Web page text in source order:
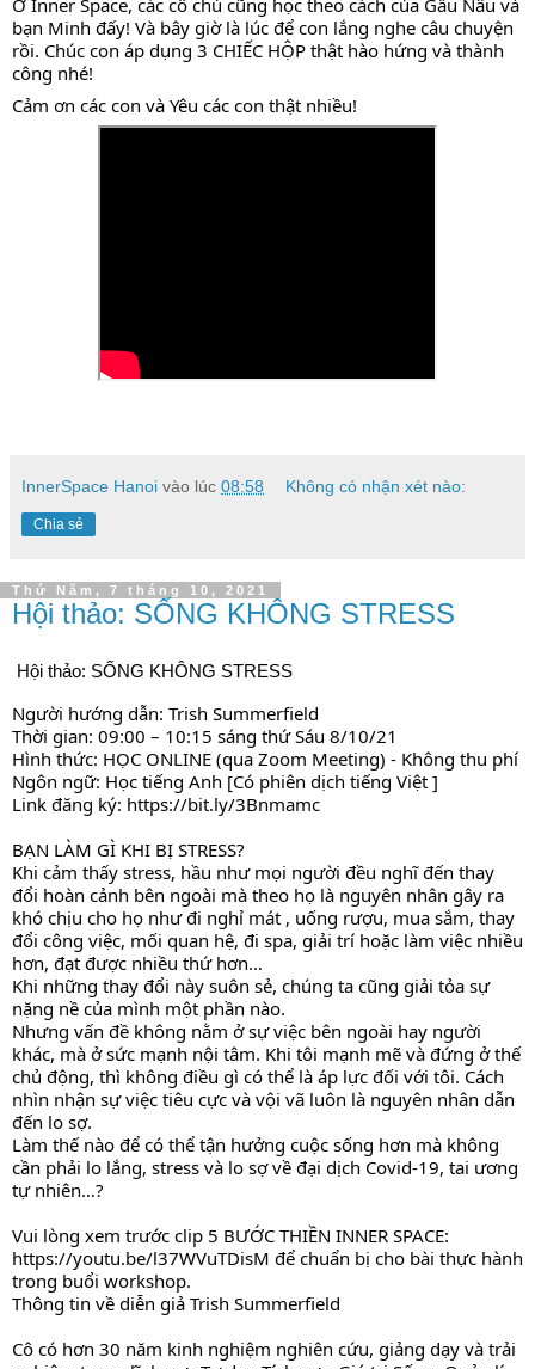
Ở Inner Space, các cô chú cũng học theo cách của Gấu Nâu và
bạn Minh đấy! Và bây giờ là lúc để con lắng nghe câu chuyện
rồi. Chúc con áp dụng 3 CHIẾC HỘP thật hào hứng và thành
công nhé!
Cảm ơn các con và Yêu các con thật nhiều!
InnerSpace Hanoi vào lúc 08:58 Không có nhận xét nào:
Chia sẻ
Thứ Năm, 7 tháng 10, 2021
Hội thảo: SỐNG KHÔNG STRESS
Hội thảo: SỐNG KHÔNG STRESS
Người hướng dẫn: Trish Summerfield
Thời gian: 09:00 – 10:15 sáng thứ Sáu 8/10/21
Hình thức: HỌC ONLINE (qua Zoom Meeting) - Không thu phí
Ngôn ngữ: Học tiếng Anh [Có phiên dịch tiếng Việt ]
Link đăng ký: https://bit.ly/3Bnmamc
BẠN LÀM GÌ KHI BỊ STRESS?
Khi cảm thấy stress, hầu như mọi người đều nghĩ đến thay
đổi hoàn cảnh bên ngoài mà theo họ là nguyên nhân gây ra
khó chịu cho họ như đi nghỉ mát , uống rượu, mua sắm, thay
đổi công việc, mối quan hệ, đi spa, giải trí hoặc làm việc nhiều
hơn, đạt được nhiều thứ hơn…
Khi những thay đổi này suôn sẻ, chúng ta cũng giải tỏa sự
nặng nề của mình một phần nào.
Nhưng vấn đề không nằm ở sự việc bên ngoài hay người
khác, mà ở sức mạnh nội tâm. Khi tôi mạnh mẽ và đứng ở thế
chủ động, thì không điều gì có thể là áp lực đối với tôi. Cách
nhìn nhận sự việc tiêu cực và vội vã luôn là nguyên nhân dẫn
đến lo sợ.
Làm thế nào để có thể tận hưởng cuộc sống hơn mà không
cần phải lo lắng, stress và lo sợ về đại dịch Covid-19, tai ương
tự nhiên…?
https://youtu.be/l37WVuTDisM để chuẩn bị cho bài thực hành
trong buổi workshop.
Thông tin về diễn giả Trish Summerfield
Cô có hơn 30 năm kinh nghiệm nghiên cứu, giảng dạy và trải